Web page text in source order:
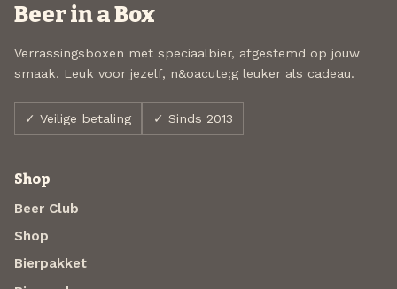
Beer in a Box
Verrassingsboxen met speciaalbier, afgestemd op jouw
smaak. Leuk voor jezelf, n&oacute;g leuker als cadeau.
✓ Veilige betaling ✓ Sinds 2013
Shop
Beer Club
Shop
Bierpakket